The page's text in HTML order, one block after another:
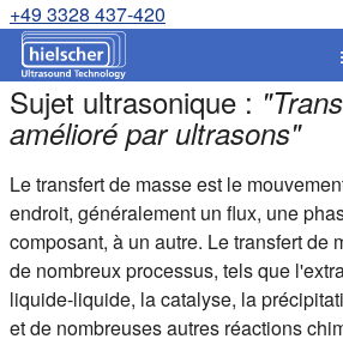
+49 3328 437-420
Sujet ultrasonique : "
amélioré par ultrasons"
Le transfert de masse est le
endroit, généralement un flux, une
composant, à un autre. Le transfert de
de nombreux processus, tels que
liquide-liquide, la catalyse, la
et de nombreuses autres réactions